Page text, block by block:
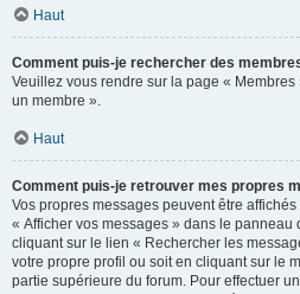
Haut
Comment puis-je rechercher des
Veuillez vous rendre sur la page «
un membre ».
Haut
Comment puis-je retrouver mes propres
Vos propres messages peuvent être
« Afficher vos messages » dans le panneau
cliquant sur le lien « Rechercher les
votre propre profil ou soit en cliquant sur le
partie supérieure du forum. Pour effectuer